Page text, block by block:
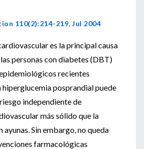
110(2):214-219, Jul 2004
es la principal causa
personas con diabetes (DBT)
recientes
hiperglucemia posprandial puede
independiente de
más sólido que la
ayunas. Sin embargo, no queda
farmacológicas